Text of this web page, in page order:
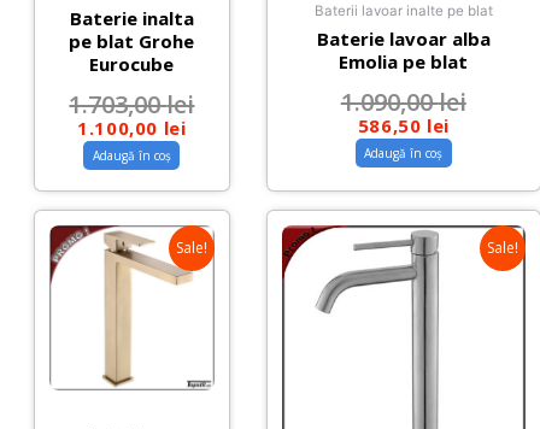
Baterie inalta
pe blat Grohe
Eurocube
1.703,00lei
1.100,00 lei
Adaugă în coș
Baterii lavoar inalte pe blat
Baterie lavoar alba
Emolia pe blat
1.090,00lei
586,50 lei
Adaugă în coș
Sale! Sale!